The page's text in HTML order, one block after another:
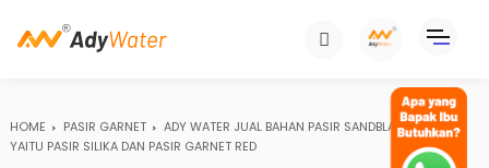
HOME PASIR GARNET
ADY WATER JUAL BAHAN PASIR SANDBLASTING
YAITU PASIR SILIKA DAN PASIR GARNET RED